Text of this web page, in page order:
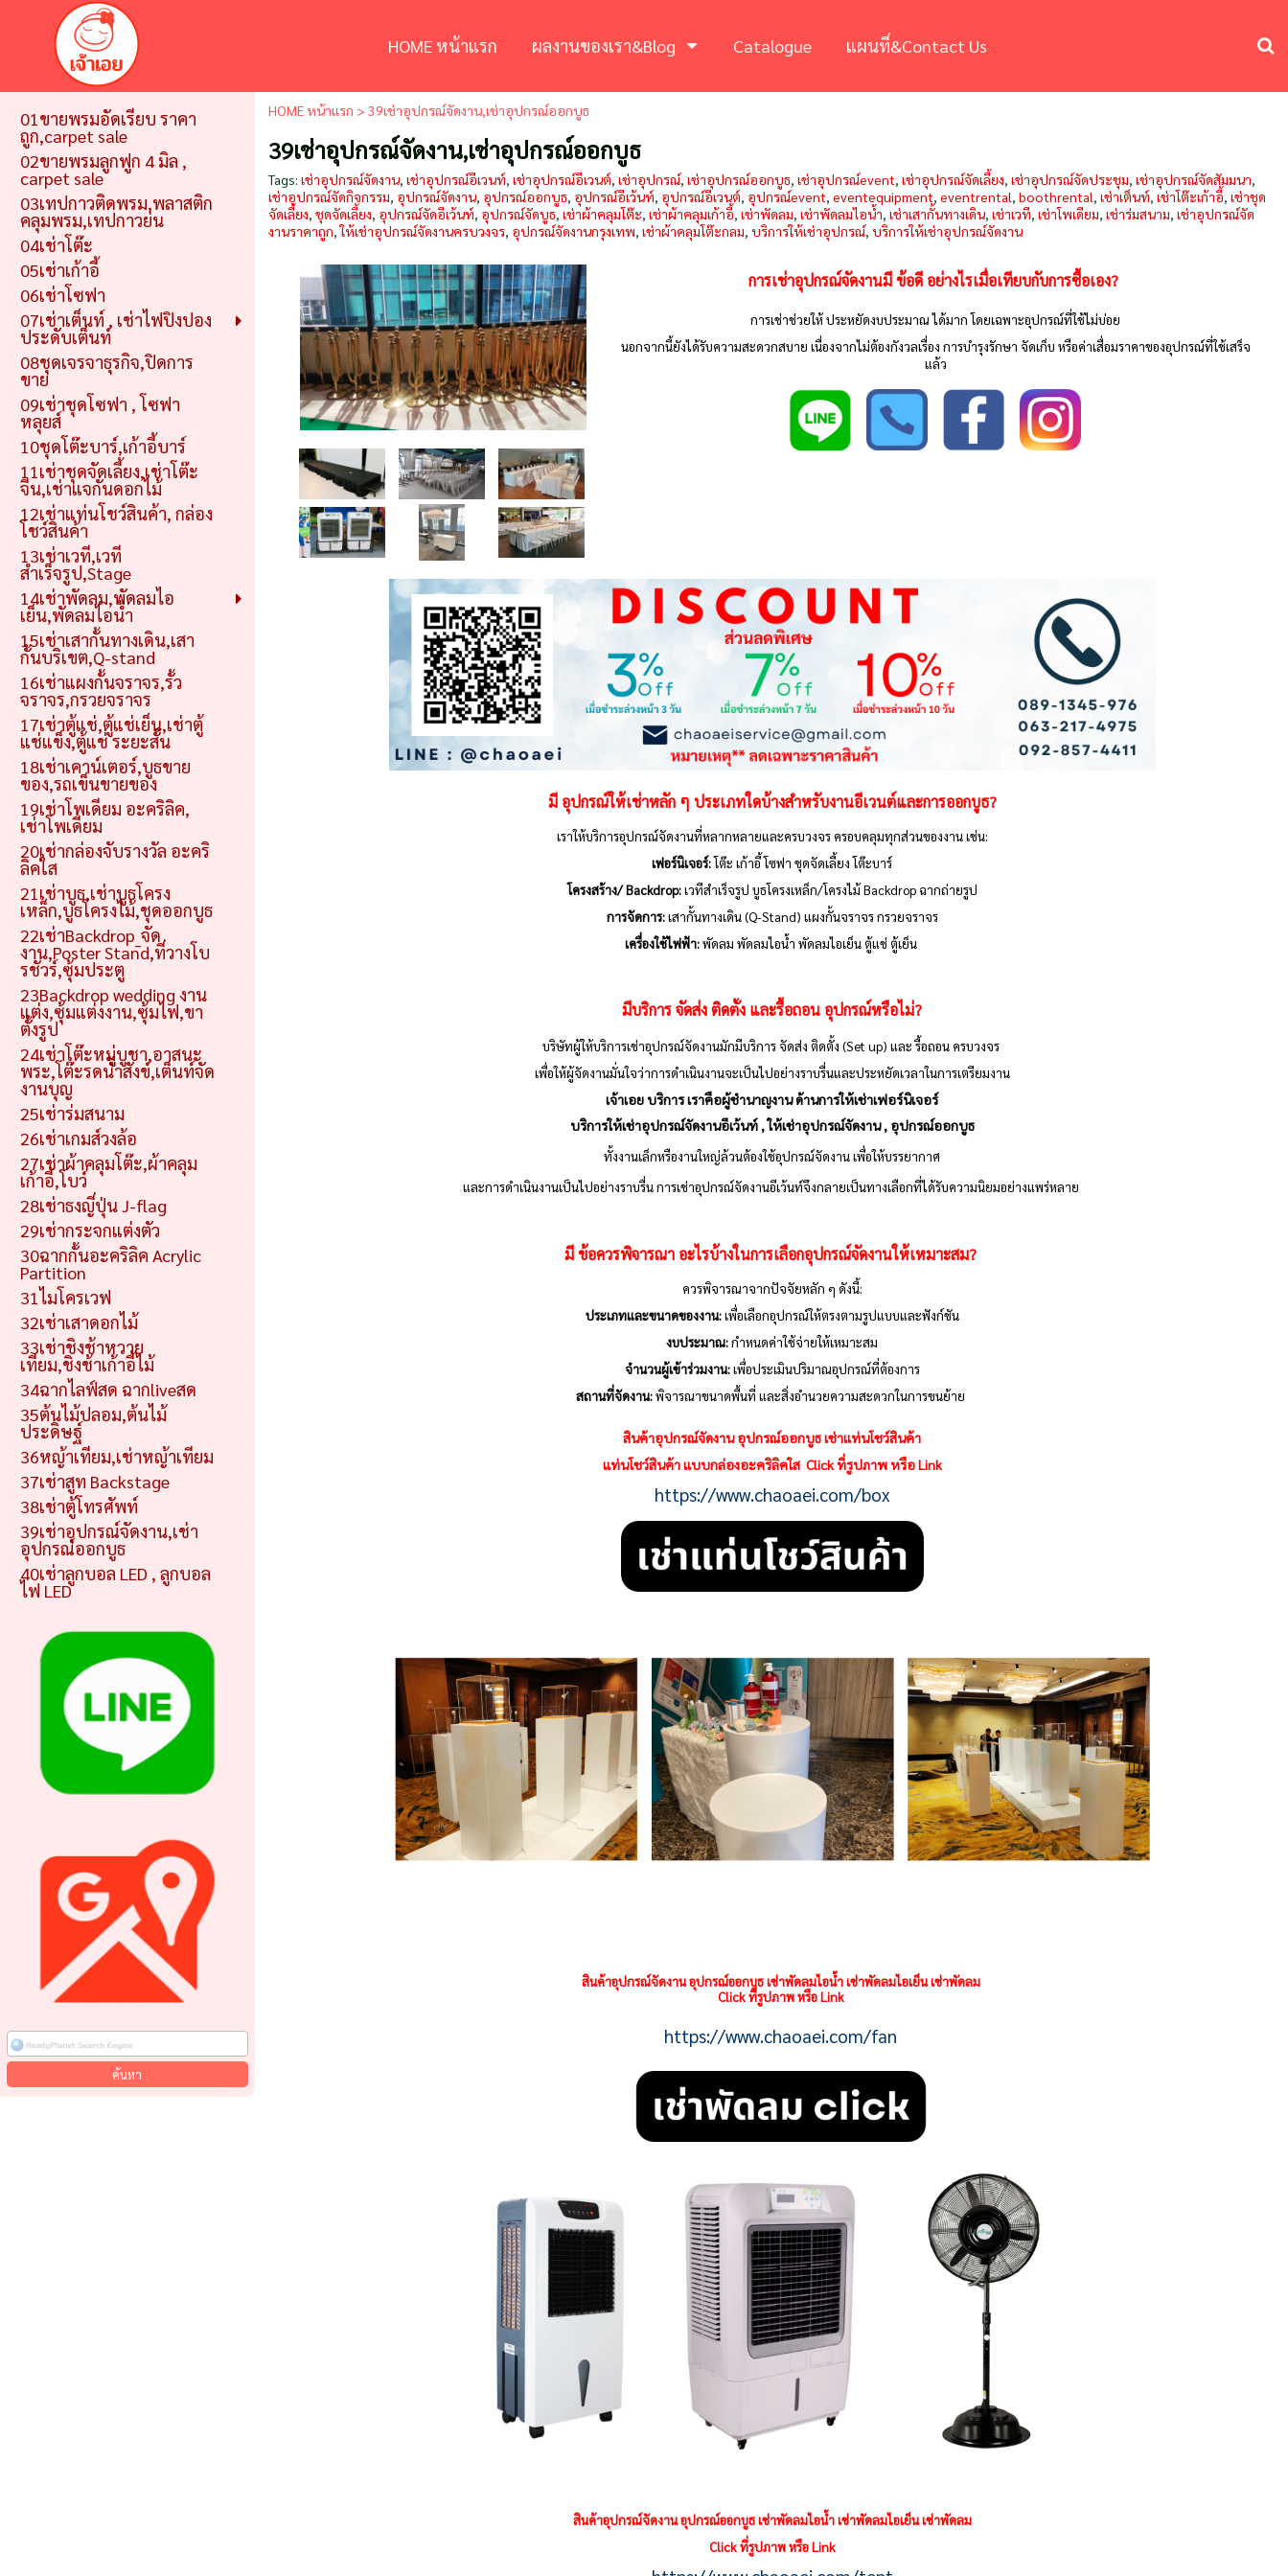
HOME หน้าแรก ผลงานของเรา&Blog Catalogue แผนที่&Contact Us
01ขายพรมอัดเรียบ ราคา
ถูก,carpet sale
02ขายพรมลูกฟูก 4 มิล ,
carpet sale
03เทปกาวติดพรม,พลาสติก
คลุมพรม,เทปกาวย่น
04เช่าโต๊ะ
05เช่าเก้าอี้
06เช่าโซฟา
07เช่าเต็นท์ , เช่าไฟปิงปอง
ประดับเต็นท์
08ชุดเจรจาธุรกิจ,ปิดการ
ขาย
09เช่าชุดโซฟา , โซฟา
หลุยส์
10ชุดโต๊ะบาร์,เก้าอี้บาร์
11เช่าชุดจัดเลี้ยง,เช่าโต๊ะ
จีน,เช่าแจกันดอกไม้
12เช่าแท่นโชว์สินค้า, กล่อง
โชว์สินค้า
13เช่าเวที,เวที
สำเร็จรูป,Stage
14เช่าพัดลม,พัดลมไอ
เย็น,พัดลมไอน้ำ
15เช่าเสากั้นทางเดิน,เสา
กั้นบริเขต,Q-stand
16เช่าแผงกั้นจราจร,รั้ว
จราจร,กรวยจราจร
17เช่าตู้แช่,ตู้แช่เย็น,เช่าตู้
แช่แข็ง,ตู้แช่ ระยะสั้น
18เช่าเคาน์เตอร์,บูธขาย
ของ,รถเข็นขายของ
19เช่าโพเดียม อะคริลิค,
เช่าโพเดียม
20เช่ากล่องจับรางวัล อะคริ
ลิคใส
21เช่าบูธ,เช่าบูธโครง
เหล็ก,บูธโครงไม้,ชุดออกบูธ
22เช่าBackdrop_จัด
งาน,Poster Stand,ที่วางโบ
รชัวร์,ซุ้มประตู
23Backdrop wedding งาน
แต่ง,ซุ้มแต่งงาน,ซุ้มไฟ,ขา
ตั้งรูป
24เช่าโต๊ะหมู่บูชา,อาสนะ
พระ,โต๊ะรดน้ำสังข์,เต็นท์จัด
งานบุญ
25เช่าร่มสนาม
26เช่าเกมส์วงล้อ
27เช่าผ้าคลุมโต๊ะ,ผ้าคลุม
เก้าอี้,โบว์
28เช่าธงญี่ปุ่น J-flag
29เช่ากระจกแต่งตัว
30ฉากกั้นอะคริลิค Acrylic
Partition
31ไมโครเวฟ
32เช่าเสาดอกไม้
33เช่าชิงช้าหวาย
เทียม,ชิงช้าเก้าอี้ไม้
34ฉากไลฟ์สด ฉากliveสด
35ต้นไม้ปลอม,ต้นไม้
ประดิษฐ์
36หญ้าเทียม,เช่าหญ้าเทียม
37เช่าสูท Backstage
38เช่าตู้โทรศัพท์
39เช่าอุปกรณ์จัดงาน,เช่า
อุปกรณ์ออกบูธ
40เช่าลูกบอล LED , ลูกบอล
ไฟ LED
HOME หน้าแรก > 39เช่าอุปกรณ์จัดงาน,เช่าอุปกรณ์ออกบูธ
39เช่าอุปกรณ์จัดงาน,เช่าอุปกรณ์ออกบูธ
Tags:เช่าอุปกรณ์จัดงาน,เช่าอุปกรณ์อีเวนท์,เช่าอุปกรณ์อีเวนต์,เช่าอุปกรณ์,เช่าอุปกรณ์ออกบูธ,เช่าอุปกรณ์event,เช่าอุปกรณ์จัดเลี้ยง,เช่าอุปกรณ์จัดประชุม,เช่าอุปกรณ์จัดสัมมนา,
เช่าอุปกรณ์จัดกิจกรรม, อุปกรณ์จัดงาน, อุปกรณ์ออกบูธ, อุปกรณ์อีเว้นท์, อุปกรณ์อีเวนต์, อุปกรณ์event,eventequipment,eventrental,boothrental,เช่าเต็นท์,เช่าโต๊ะเก้าอี้,เช่าชุด
จัดเลี้ยง,ชุดจัดเลี้ยง, อุปกรณ์จัดอีเว้นท์, อุปกรณ์จัดบูธ,เช่าผ้าคลุมโต๊ะ,เช่าผ้าคลุมเก้าอี้,เช่าพัดลม,เช่าพัดลมไอน้ำ,เช่าเสากั้นทางเดิน,เช่าเวที,เช่าโพเดียม,เช่าร่มสนาม,เช่าอุปกรณ์จัด
งานราคาถูก,ให้เช่าอุปกรณ์จัดงานครบวงจร, อุปกรณ์จัดงานกรุงเทพ,เช่าผ้าคลุมโต๊ะกลม,บริการให้เช่าอุปกรณ์,บริการให้เช่าอุปกรณ์จัดงาน
การเช่าอุปกรณ์จัดงานมี ข้อดี อย่างไรเมื่อเทียบกับการซื้อเอง?
การเช่าช่วยให้ ประหยัดงบประมาณ ได้มาก โดยเฉพาะอุปกรณ์ที่ใช้ไม่บ่อย
นอกจากนี้ยังได้รับความสะดวกสบาย เนื่องจากไม่ต้องกังวลเรื่อง การบำรุงรักษา จัดเก็บ หรือค่าเสื่อมราคาของอุปกรณ์ที่ใช้เสร็จ
แล้ว
มี อุปกรณ์ให้เช่าหลัก ๆ ประเภทใดบ้างสำหรับงานอีเวนต์และการออกบูธ?
เราให้บริการอุปกรณ์จัดงานที่หลากหลายและครบวงจร ครอบคลุมทุกส่วนของงาน เช่น:
เฟอร์นิเจอร์:โต๊ะ เก้าอี้ โซฟา ชุดจัดเลี้ยง โต๊ะบาร์
โครงสร้าง/ Backdrop:เวทีสำเร็จรูป บูธโครงเหล็ก/โครงไม้ Backdrop ฉากถ่ายรูป
การจัดการ:เสากั้นทางเดิน (Q-Stand) แผงกั้นจราจร กรวยจราจร
เครื่องใช้ไฟฟ้า:พัดลม พัดลมไอน้ำ พัดลมไอเย็น ตู้แช่ ตู้เย็น
มีบริการ จัดส่ง ติดตั้ง และรื้อถอน อุปกรณ์หรือไม่?
บริษัทผู้ให้บริการเช่าอุปกรณ์จัดงานมักมีบริการ จัดส่ง ติดตั้ง (Set up) และ รื้อถอน ครบวงจร
เพื่อให้ผู้จัดงานมั่นใจว่าการดำเนินงานจะเป็นไปอย่างราบรื่นและประหยัดเวลาในการเตรียมงาน
เจ้าเอย บริการ เราคือผู้ชำนาญงาน ด้านการให้เช่าเฟอร์นิเจอร์
บริการให้เช่าอุปกรณ์จัดงานอีเว้นท์ , ให้เช่าอุปกรณ์จัดงาน , อุปกรณ์ออกบูธ
ทั้งงานเล็กหรืองานใหญ่ล้วนต้องใช้อุปกรณ์จัดงาน เพื่อให้บรรยากาศ
และการดำเนินงานเป็นไปอย่างราบรื่น การเช่าอุปกรณ์จัดงานอีเว้นท์จึงกลายเป็นทางเลือกที่ได้รับความนิยมอย่างแพร่หลาย
มี ข้อควรพิจารณา อะไรบ้างในการเลือกอุปกรณ์จัดงานให้เหมาะสม?
ควรพิจารณาจากปัจจัยหลัก ๆ ดังนี้:
ประเภทและขนาดของงาน:เพื่อเลือกอุปกรณ์ให้ตรงตามรูปแบบและฟังก์ชัน
งบประมาณ:กำหนดค่าใช้จ่ายให้เหมาะสม
จำนวนผู้เข้าร่วมงาน:เพื่อประเมินปริมาณอุปกรณ์ที่ต้องการ
สถานที่จัดงาน:พิจารณาขนาดพื้นที่ และสิ่งอำนวยความสะดวกในการขนย้าย
สินค้าอุปกรณ์จัดงาน อุปกรณ์ออกบูธ เช่าแท่นโชว์สินค้า
แท่นโชว์สินค้า แบบกล่องอะคริลิคใส Click ที่รูปภาพ หรือ Link
https://www.chaoaei.com/box
สินค้าอุปกรณ์จัดงาน อุปกรณ์ออกบูธ เช่าพัดลมไอน้ำ เช่าพัดลมไอเย็น เช่าพัดลม
Click ที่รูปภาพ หรือ Link
https://www.chaoaei.com/fan
สินค้าอุปกรณ์จัดงาน อุปกรณ์ออกบูธ เช่าพัดลมไอน้ำ เช่าพัดลมไอเย็น เช่าพัดลม
Click ที่รูปภาพ หรือ Link